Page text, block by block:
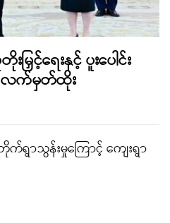
ြှင့်ရေးနှင့် ပူးပေါင်း
လက်မှတ်ထိုး
ရွာသွန်းမှုကြောင့် ကျေးရွာ